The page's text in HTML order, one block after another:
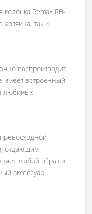
колонка Remax RB-
хозяина, так и
воспроизводит
имеет встроенный
любимых
отдающим
любой образ и
аксессуар.